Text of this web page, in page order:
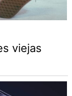
viejas